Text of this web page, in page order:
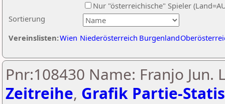
Sortierung
Nur "österreichische" Spieler
Vereinslisten:Wien Niederösterreich Burgenland
Pnr:108430 Name: Franjo Jun.
Zeitreihe, Grafik Partie-